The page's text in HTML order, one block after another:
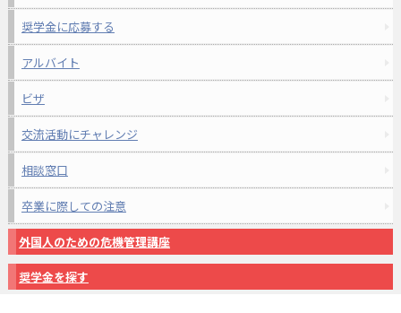
奨学金に応募する
アルバイト
ビザ
交流活動にチャレンジ
相談窓口
卒業に際しての注意
外国人のための危機管理講座
奨学金を探す